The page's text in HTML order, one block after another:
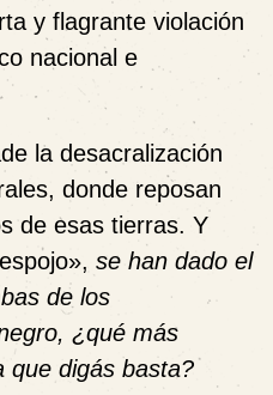
y flagrante violación
nacional e
la desacralización
donde reposan
de esas tierras. Y
se han dado el
de los
¿qué más
que digás basta?